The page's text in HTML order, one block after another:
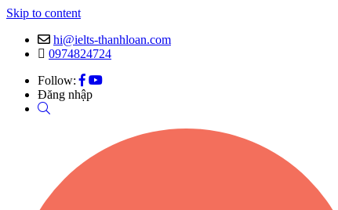
Skip to content
hi@ielts-thanhloan.com
0974824724
Follow:
Đăng nhập